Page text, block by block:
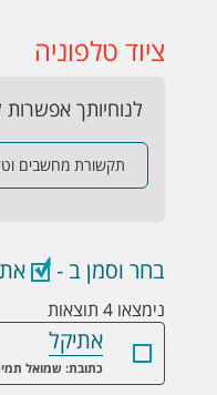
ציוד טלפוניה
לנוחיותך אפשרות
תקשורת מחשבים
בחר וסמן ב -
נימצאו 4 תוצאות
אתיקל
כתובת: שמואל תמיר 33, תל אביב-יפו